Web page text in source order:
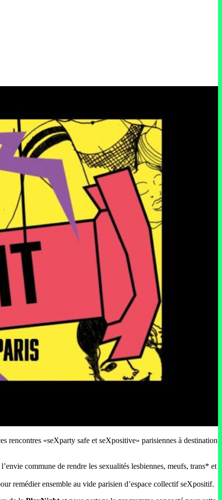
rencontres «seXparty safe et seXpositive» parisiennes à destination
commune de rendre les sexualités lesbiennes, meufs, trans* et
remédier ensemble au vide parisien d’espace collectif seXpositif.